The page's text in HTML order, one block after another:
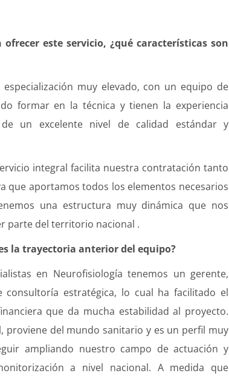
este servicio, ¿qué características son
muy elevado, con un equipo de
formar en la técnica y tienen la experiencia
un excelente nivel de calidad estándar y
integral facilita nuestra contratación tanto
que aportamos todos los elementos necesarios
una estructura muy dinámica que nos
parte del territorio nacional .
la trayectoria anterior del equipo?
en Neurofisiología tenemos un gerente,
estratégica, lo cual ha facilitado el
que da mucha estabilidad al proyecto.
proviene del mundo sanitario y es un perfil muy
ampliando nuestro campo de actuación y
a nivel nacional. A medida que